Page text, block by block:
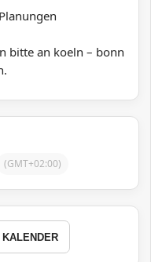
bitte an koeln – bonn
(GMT+02:00)